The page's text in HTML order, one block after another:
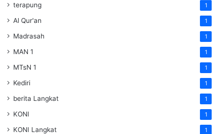
terapung 1
Al Qur'an 1
Madrasah 1
MAN 1 1
MTsN 1 1
Kediri 1
berita Langkat 1
KONI 1
KONI Langkat 1